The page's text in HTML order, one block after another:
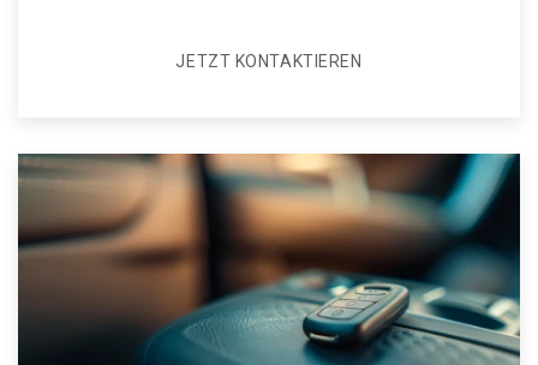
JETZT KONTAKTIEREN